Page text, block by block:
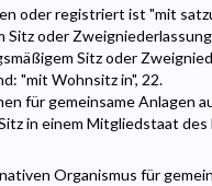
oder registriert ist "mit
oder
Sitz oder
"mit Wohnsitz in", 22.
für gemeinsame Anlagen
in einem Mitgliedstaat
Organismus für